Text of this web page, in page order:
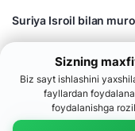
Sizning
Biz sayt ishlashini
fayllardan
foydalanishga
Suriya Isroil bilan